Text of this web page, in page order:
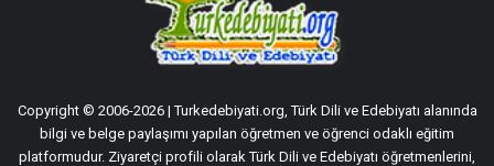
Copyright © 2006-2026 | Turkedebiyati.org, Türk Dili ve Edebiyatı alanında
bilgi ve belge paylaşımı yapılan öğretmen ve öğrenci odaklı eğitim
platformudur. Ziyaretçi profili olarak Türk Dili ve Edebiyatı öğretmenlerini,